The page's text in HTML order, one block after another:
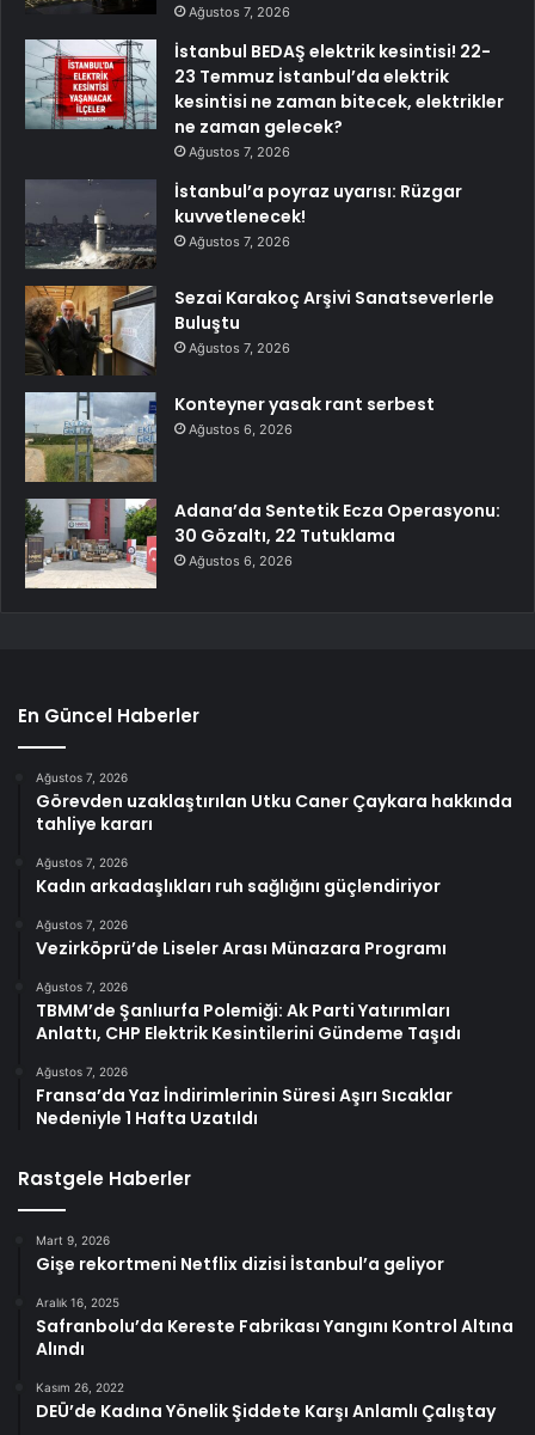
Ağustos 7, 2026
İstanbul BEDAŞ elektrik kesintisi! 22-
23 Temmuz İstanbul’da elektrik
kesintisi ne zaman bitecek, elektrikler
ne zaman gelecek?
Ağustos 7, 2026
İstanbul’a poyraz uyarısı: Rüzgar
kuvvetlenecek!
Ağustos 7, 2026
Sezai Karakoç Arşivi Sanatseverlerle
Buluştu
Ağustos 7, 2026
Konteyner yasak rant serbest
Ağustos 6, 2026
Adana’da Sentetik Ecza Operasyonu:
30 Gözaltı, 22 Tutuklama
Ağustos 6, 2026
En Güncel Haberler
Ağustos 7, 2026
Görevden uzaklaştırılan Utku Caner Çaykara hakkında
tahliye kararı
Ağustos 7, 2026
Kadın arkadaşlıkları ruh sağlığını güçlendiriyor
Ağustos 7, 2026
Vezirköprü’de Liseler Arası Münazara Programı
Ağustos 7, 2026
TBMM’de Şanlıurfa Polemiği: Ak Parti Yatırımları
Anlattı, CHP Elektrik Kesintilerini Gündeme Taşıdı
Ağustos 7, 2026
Fransa’da Yaz İndirimlerinin Süresi Aşırı Sıcaklar
Nedeniyle 1 Hafta Uzatıldı
Rastgele Haberler
Mart 9, 2026
Gişe rekortmeni Netflix dizisi İstanbul’a geliyor
Aralık 16, 2025
Safranbolu’da Kereste Fabrikası Yangını Kontrol Altına
Alındı
Kasım 26, 2022
DEÜ’de Kadına Yönelik Şiddete Karşı Anlamlı Çalıştay